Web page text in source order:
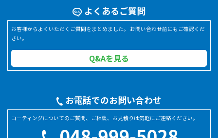
よくあるご質問
お客様からよくいただくご質問をまとめました。 お問い合わせ前にもご確認くだ
さい。
Q&Aを見る
お電話でのお問い合わせ
コーティングについてのご質問、ご相談、お見積りは気軽にご連絡ください。